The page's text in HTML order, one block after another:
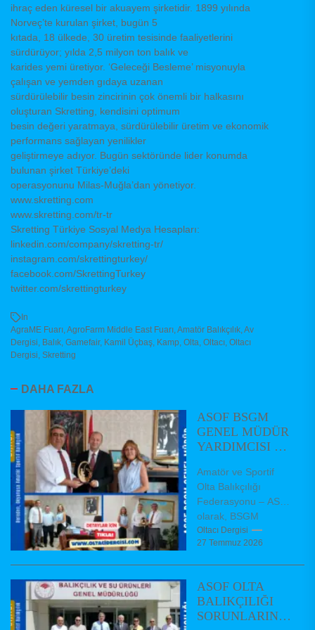
ihraç eden küresel bir akuayem şirketidir. 1899 yılında
Norveç’te kurulan şirket, bugün 5
kıtada, 18 ülkede, 30 üretim tesisinde faaliyetlerini
sürdürüyor; yılda 2,5 milyon ton balık ve
karides yemi üretiyor. ‘Geleceği Besleme’ misyonuyla
çalışan ve yemden gıdaya uzanan
sürdürülebilir besin zincirinin çok önemli bir halkasını
oluşturan Skretting, kendisini optimum
besin değeri yaratmaya, sürdürülebilir üretim ve ekonomik
performans sağlayan yenilikler
geliştirmeye adıyor. Bugün sektöründe lider konumda
bulunan şirket Türkiye’deki
operasyonunu Milas-Muğla’dan yönetiyor.
www.skretting.com
www.skretting.com/tr-tr
Skretting Türkiye Sosyal Medya Hesapları:
linkedin.com/company/skretting-tr/
instagram.com/skrettingturkey/
facebook.com/SkrettingTurkey
twitter.com/skrettingturkey
In
AgraME Fuarı,AgroFarm Middle East Fuarı,Amatör Balıkçılık,Av
Dergisi, Balık, Gamefair, Kamil Üçbaş, Kamp, Olta, Oltacı, Oltacı
Dergisi, Skretting
DAHA FAZLA
ASOF BSGM
GENEL MÜDÜR
YARDIMCISI VE
BAŞKANLARINI
ZİYARET ETTİ
Amatör ve Sportif
Olta Balıkçılığı
Federasyonu – ASOF
olarak, BSGM
Balıkçılık ve Su
Ürünleri Genel Müdür
Oltacı Dergisi
27 Temmuz 2026
ASOF OLTA
BALIKÇILIĞI
SORUNLARININ